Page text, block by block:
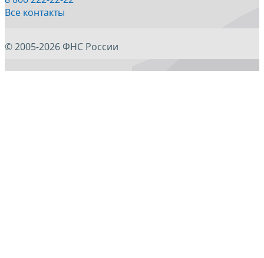
Все контакты
© 2005-2026 ФНС России